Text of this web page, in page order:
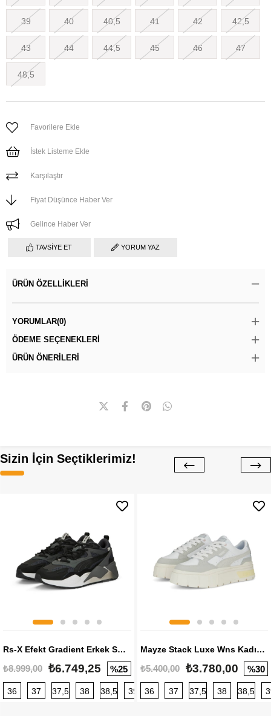
39 40 40,5 41 42 42,5
43 44 44,5 45 46 47
48,5
Favorilere Ekle
İstek Listeme Ekle
Karşılaştır
Fiyat Düşünce Haber Ver
Gelince Haber Ver
TAVSIYE ET YORUM YAZ
ÜRÜN ÖZELLIKLERI
YORUMLAR(0)
ÖDEME SEÇENEKLERI
ÜRÜN ÖNERILERI
Sizin İçin Seçtiklerimiz!
Rs-X Efekt Gradient Erkek Sneaker
₺8.999,00 ₺6.749,25 %25
36 37 37,5 38 38,5 39 40 40,5 41 42 42,5
Mayze Stack Luxe Wns Kadın Sneaker
₺5.400,00 ₺3.780,00 %30
36 37 37,5 38 38,5